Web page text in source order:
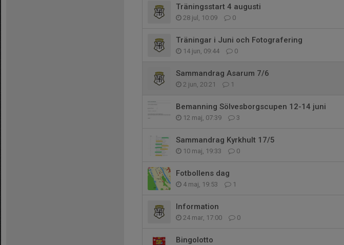
Träningsstart 4 augusti
28 jul, 10:09 0
Träningar i Juni och Fotografering
14 jun, 09:44 0
Sammandrag Asarum 7/6
2 jun, 20:21 1
Bemanning Sölvesborgscupen 12-14 juni
12 maj, 07:39 3
Sammandrag Kyrkhult 17/5
10 maj, 19:33 0
Fotbollens dag
4 maj, 19:53 1
Information
24 mar, 17:00 0
Bingolotto